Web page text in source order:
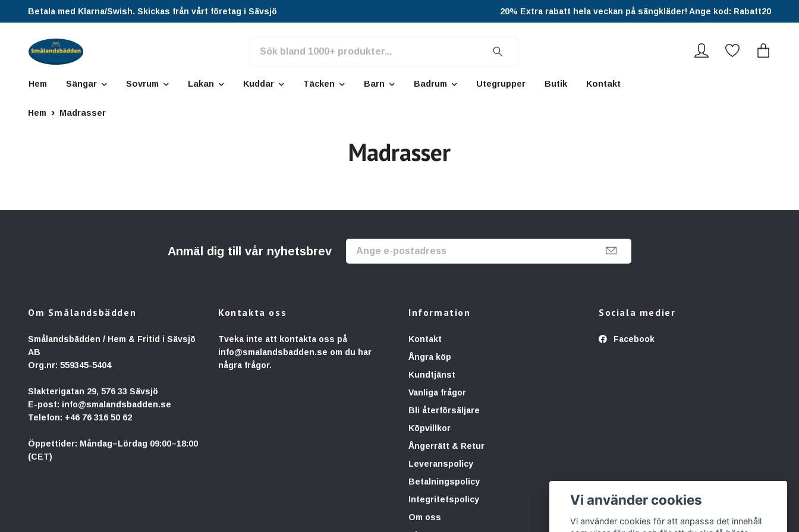
Betala med Klarna/Swish. Skickas från vårt företag i Sävsjö 20% Extra rabatt hela veckan på sängkläder! Ange kod: Rabatt20
Hem Sängar Sovrum Lakan Kuddar Täcken Barn Badrum Utegrupper Butik Kontakt
Hem Madrasser
Madrasser
Anmäl dig till vår nyhetsbrev
Om Smålandsbädden
Smålandsbädden / Hem & Fritid i Sävsjö
AB
Org.nr: 559345-5404
Slakterigatan 29, 576 33 Sävsjö
E-post: info@smalandsbadden.se
Telefon: +46 76 316 50 62
Öppettider: Måndag–Lördag 09:00–18:00
(CET)
Kontakta oss
Tveka inte att kontakta oss på
info@smalandsbadden.se om du har
några frågor.
Information
Kontakt
Ångra köp
Kundtjänst
Vanliga frågor
Bli återförsäljare
Köpvillkor
Ångerrätt & Retur
Leveranspolicy
Betalningspolicy
Integritetspolicy
Om oss
Sociala medier
Facebook
Vi använder cookies
Vi använder cookies för att anpassa det innehåll